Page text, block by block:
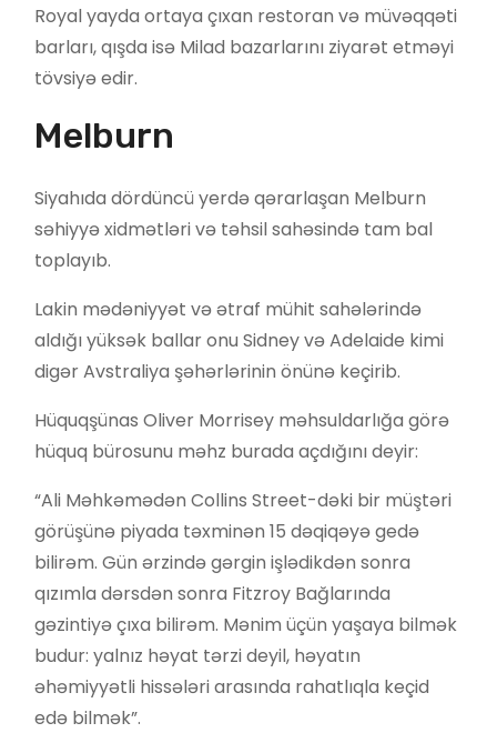
Royal yayda ortaya çıxan restoran və müvəqqəti
barları, qışda isə Milad bazarlarını ziyarət etməyi
tövsiyə edir.
Melburn
Siyahıda dördüncü yerdə qərarlaşan Melburn
səhiyyə xidmətləri və təhsil sahəsində tam bal
toplayıb.
Lakin mədəniyyət və ətraf mühit sahələrində
aldığı yüksək ballar onu Sidney və Adelaide kimi
digər Avstraliya şəhərlərinin önünə keçirib.
Hüquqşünas Oliver Morrisey məhsuldarlığa görə
hüquq bürosunu məhz burada açdığını deyir:
“Ali Məhkəmədən Collins Street-dəki bir müştəri
görüşünə piyada təxminən 15 dəqiqəyə gedə
bilirəm. Gün ərzində gərgin işlədikdən sonra
qızımla dərsdən sonra Fitzroy Bağlarında
gəzintiyə çıxa bilirəm. Mənim üçün yaşaya bilmək
budur: yalnız həyat tərzi deyil, həyatın
əhəmiyyətli hissələri arasında rahatlıqla keçid
edə bilmək”.